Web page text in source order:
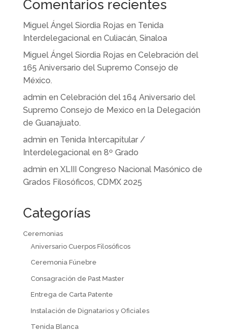
Comentarios recientes
Miguel Ángel Siordia Rojas en Tenida
Interdelegacional en Culiacán, Sinaloa
Miguel Ángel Siordia Rojas en Celebración del
165 Aniversario del Supremo Consejo de
México.
admin en Celebración del 164 Aniversario del
Supremo Consejo de Mexico en la Delegación
de Guanajuato.
admin en Tenida Intercapitular /
Interdelegacional en 8º Grado
admin en XLIII Congreso Nacional Masónico de
Grados Filosóficos, CDMX 2025
Categorías
Ceremonias
Aniversario Cuerpos Filosóficos
Ceremonia Fúnebre
Consagración de Past Master
Entrega de Carta Patente
Instalación de Dignatarios y Oficiales
Tenida Blanca